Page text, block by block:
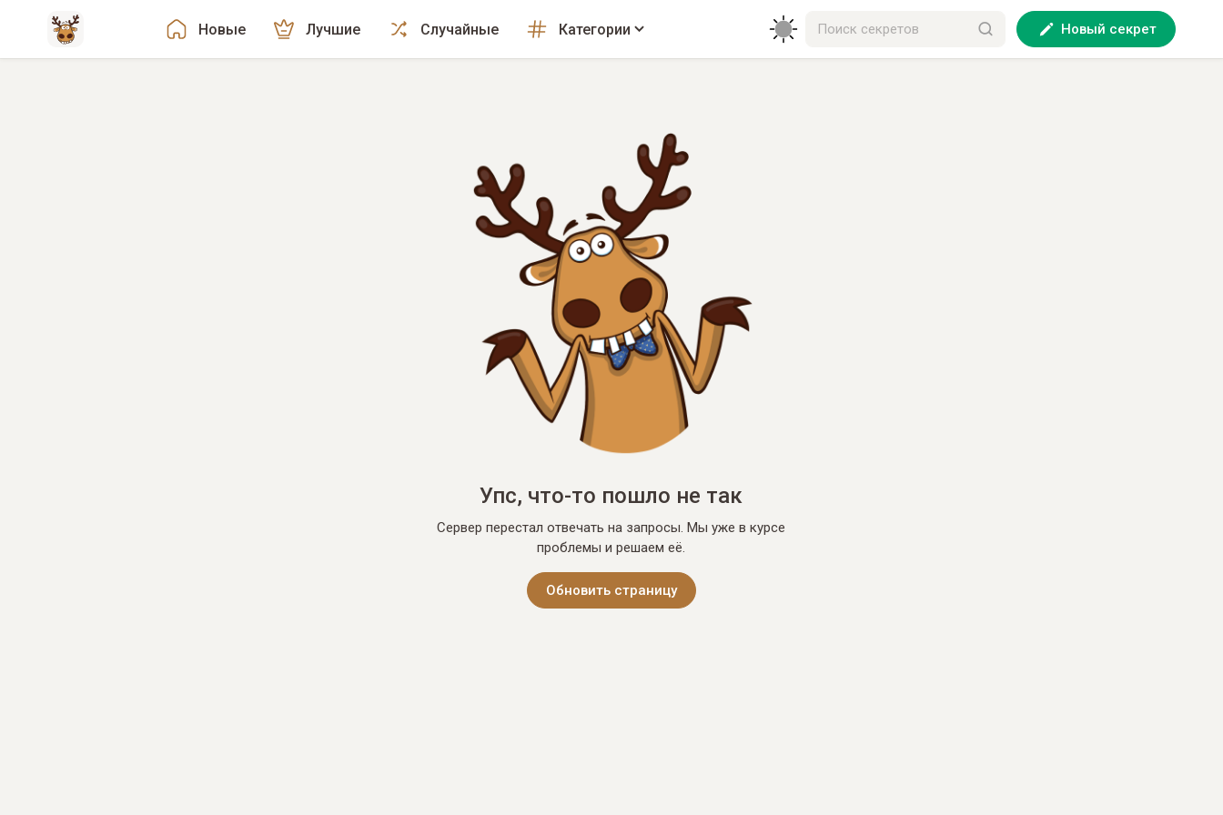
Новые Лучшие Случайные Категории Новый секрет
Упс, что-то пошло не так
Сервер перестал отвечать на запросы. Мы уже в курсе
проблемы и решаем её.
Обновить страницу